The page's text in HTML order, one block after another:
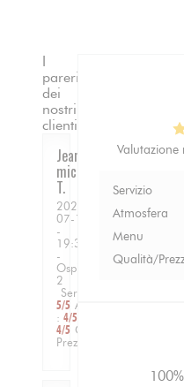
I
pareri
dei
nostri
clienti
Jean
michel
T
2026-
07-10
-
19:30
-
Ospiti
2
Servizio
5/5 Atmosfera
: 4/5
4/5 Qualità /
Prezzo
Servizio
Atmosfera
Menu
Qualità/